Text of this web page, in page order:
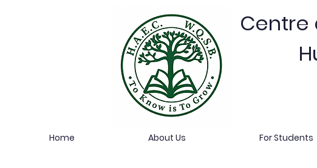
Centre
Home About Us For Students